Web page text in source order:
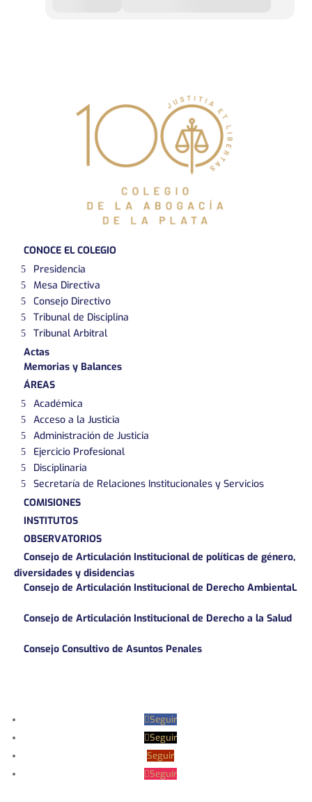
CONOCE EL COLEGIO
Presidencia
Mesa Directiva
Consejo Directivo
Tribunal de Disciplina
Tribunal Arbitral
Actas
Memorias y Balances
ÁREAS
Académica
Acceso a la Justicia
Administración de Justicia
Ejercicio Profesional
Disciplinaria
Secretaría de Relaciones Institucionales y Servicios
COMISIONES
INSTITUTOS
OBSERVATORIOS
Consejo de Articulación Institucional de políticas de género,
diversidades y disidencias
Consejo de Articulación Institucional de Derecho AmbientaL
Consejo de Articulación Institucional de Derecho a la Salud
Consejo Consultivo de Asuntos Penales
Seguir
Seguir
Seguir
Seguir